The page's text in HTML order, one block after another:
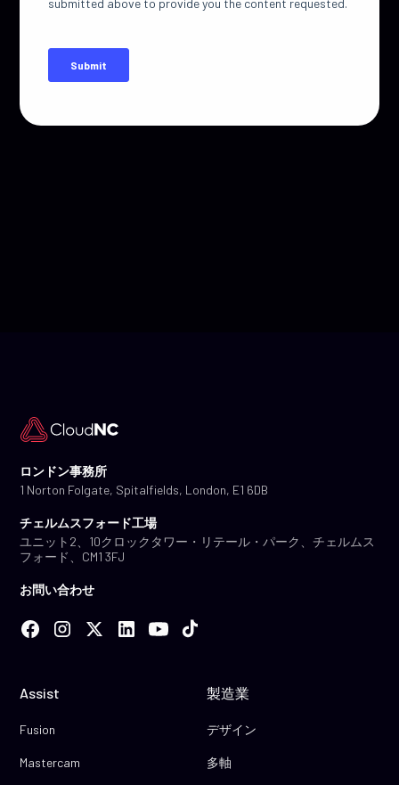
ロンドン事務所
1 Norton Folgate, Spitalfields, London, E1 6DB
チェルムスフォード工場
ユニット2、10クロックタワー・リテール・パーク、チェルムス
フォード、CM1 3FJ
お問い合わせ
Assist
Fusion
Mastercam
製造業
デザイン
多軸